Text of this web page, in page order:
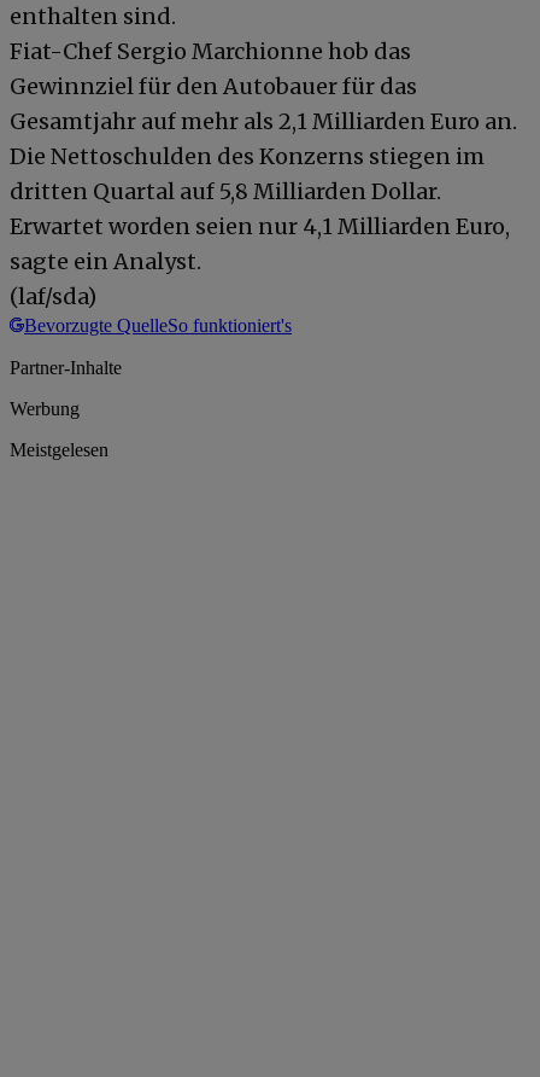
enthalten sind.
Fiat-Chef Sergio Marchionne hob das
Gewinnziel für den Autobauer für das
Gesamtjahr auf mehr als 2,1 Milliarden Euro an.
Die Nettoschulden des Konzerns stiegen im
dritten Quartal auf 5,8 Milliarden Dollar.
Erwartet worden seien nur 4,1 Milliarden Euro,
sagte ein Analyst.
(laf/sda)
Bevorzugte QuelleSo funktioniert's
Partner-Inhalte
Werbung
Meistgelesen